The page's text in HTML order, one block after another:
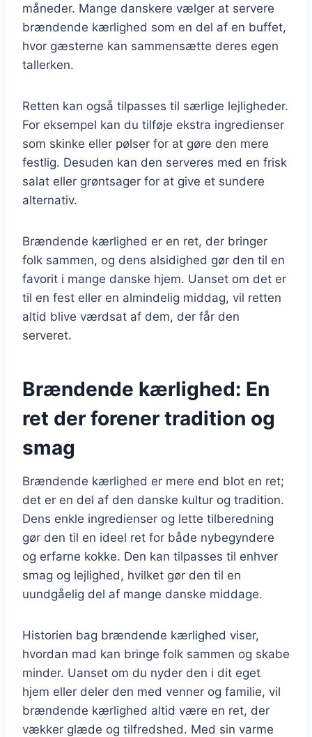
måneder. Mange danskere vælger at servere
brændende kærlighed som en del af en buffet,
hvor gæsterne kan sammensætte deres egen
tallerken.
Retten kan også tilpasses til særlige lejligheder.
For eksempel kan du tilføje ekstra ingredienser
som skinke eller pølser for at gøre den mere
festlig. Desuden kan den serveres med en frisk
salat eller grøntsager for at give et sundere
alternativ.
Brændende kærlighed er en ret, der bringer
folk sammen, og dens alsidighed gør den til en
favorit i mange danske hjem. Uanset om det er
til en fest eller en almindelig middag, vil retten
altid blive værdsat af dem, der får den
serveret.
Brændende kærlighed: En
ret der forener tradition og
smag
Brændende kærlighed er mere end blot en ret;
det er en del af den danske kultur og tradition.
Dens enkle ingredienser og lette tilberedning
gør den til en ideel ret for både nybegyndere
og erfarne kokke. Den kan tilpasses til enhver
smag og lejlighed, hvilket gør den til en
uundgåelig del af mange danske middage.
Historien bag brændende kærlighed viser,
hvordan mad kan bringe folk sammen og skabe
minder. Uanset om du nyder den i dit eget
hjem eller deler den med venner og familie, vil
brændende kærlighed altid være en ret, der
vækker glæde og tilfredshed. Med sin varme